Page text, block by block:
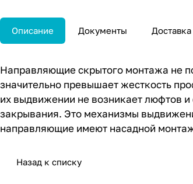
Описание Документы Доставка
Направляющие скрытого монтажа не
значительно превышает жесткость
их выдвижении не возникает люфтов
закрывания. Это механизмы
направляющие имеют насадной
Назад к списку